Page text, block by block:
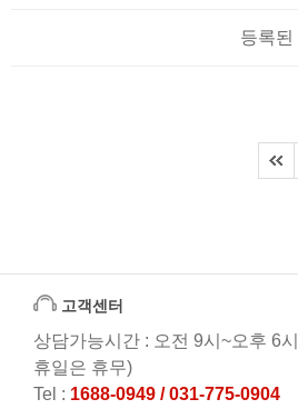
등록된
고객센터
상담가능시간 : 오전 9시~오후 6
휴일은 휴무)
Tel : 1688-0949 / 031-775-0904